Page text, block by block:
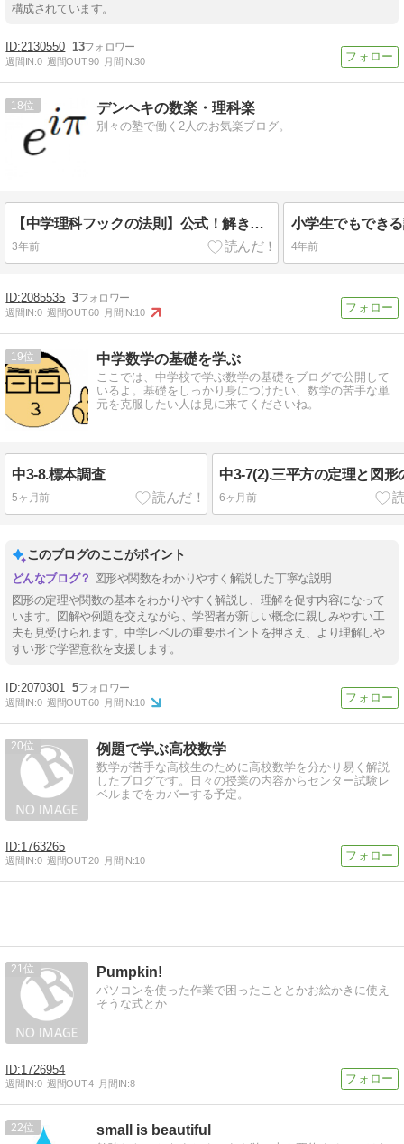
構成されています。
2130550 13
週間IN:0 週間OUT:90 月間IN:30
18 デンヘキの数楽・理科楽
別々の塾で働く2人のお気楽ブログ。
【中学理科フックの法則】公式！解き方！演習問題！を具体的に！
3年前 4年前
2085535 3
週間IN:0 週間OUT:60 月間IN:10
19 中学数学の基礎を学ぶ
ここでは、中学校で学ぶ数学の基礎をブログで公開して
いるよ。基礎をしっかり身につけたい、数学の苦手な単
元を克服したい人は見に来てくださいね。
中3-8.標本調査
5ヶ月前
中3-7(2).三平方の定理と図形
6ヶ月前
このブログのここがポイント
図形や関数をわかりやすく解説した丁寧な説明
図形の定理や関数の基本をわかりやすく解説し、理解を促す内容になって
います。図解や例題を交えながら、学習者が新しい概念に親しみやすい工
夫も見受けられます。中学レベルの重要ポイントを押さえ、より理解しや
すい形で学習意欲を支援します。
2070301 5
週間IN:0 週間OUT:60 月間IN:10
20 例題で学ぶ高校数学
数学が苦手な高校生のために高校数学を分かり易く解説
したブログです。日々の授業の内容からセンター試験レ
ベルまでをカバーする予定。
1763265
週間IN:0 週間OUT:20 月間IN:10
21 Pumpkin!
パソコンを使った作業で困ったこととかお絵かきに使え
そうな式とか
1726954
週間IN:0 週間OUT:4 月間IN:8
22 small is beautiful